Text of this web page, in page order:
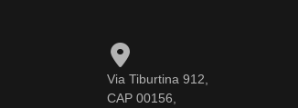
Via Tiburtina 912,
CAP 00156,